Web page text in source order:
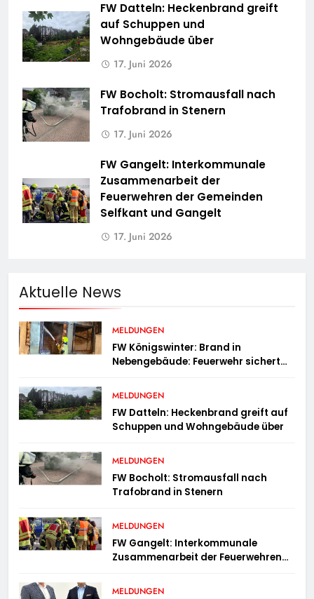
FW Datteln: Heckenbrand greift
auf Schuppen und
Wohngebäude über
17. Juni 2026
FW Bocholt: Stromausfall nach
Trafobrand in Stenern
17. Juni 2026
FW Gangelt: Interkommunale
Zusammenarbeit der
Feuerwehren der Gemeinden
Selfkant und Gangelt
17. Juni 2026
Aktuelle News
MELDUNGEN
FW Königswinter: Brand in
Nebengebäude: Feuerwehr sichert
MELDUNGEN
FW Datteln: Heckenbrand greift auf
Schuppen und Wohngebäude über
MELDUNGEN
FW Bocholt: Stromausfall nach
Trafobrand in Stenern
MELDUNGEN
FW Gangelt: Interkommunale
Zusammenarbeit der Feuerwehren
Gangelt
MELDUNGEN